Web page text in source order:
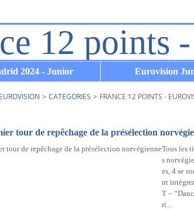
2024 - Junior Eurovision
> CATEGORIES > FRANCE 12 POINTS -
tour de repêchage de la présélection
Tous les
s
es, 4 se
nt
T –
ri...